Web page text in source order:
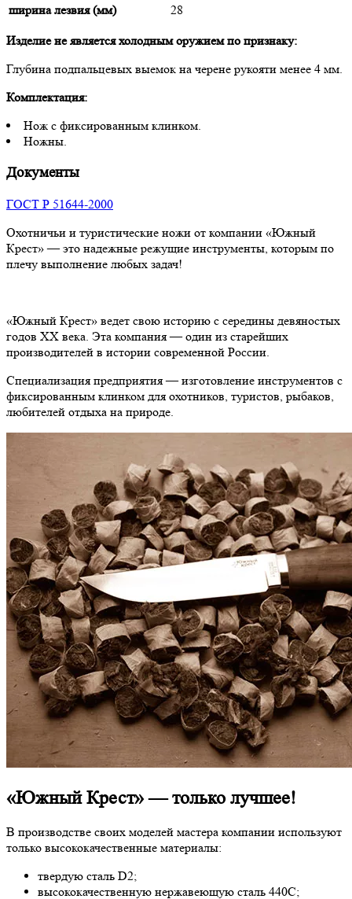
ширина лезвия (мм)
28
Изделие не является холодным оружием по признаку:
Глубина подпальцевых выемок на черене рукояти менее 4 мм.
Комплектация:
Нож с фиксированным клинком.
Ножны.
Документы
ГОСТ Р 51644-2000
Охотничьи и туристические ножи от компании «Южный
Крест» — это надежные режущие инструменты, которым по
плечу выполнение любых задач!
«Южный Крест» ведет свою историю с середины девяностых
годов ХХ века. Эта компания — один из старейших
производителей в истории современной России.
Специализация предприятия — изготовление инструментов с
фиксированным клинком для охотников, туристов, рыбаков,
любителей отдыха на природе.
«Южный Крест» — только лучшее!
В производстве своих моделей мастера компании используют
только высококачественные материалы:
твердую сталь D2;
высококачественную нержавеющую сталь 440С;